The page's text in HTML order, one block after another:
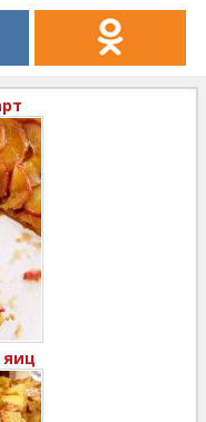
яиц